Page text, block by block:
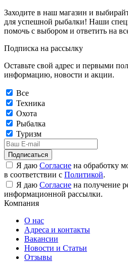
Заходите в наш магазин и
для успешной рыбалки! Наши
помочь с выбором и ответить на
Подписка на рассылку
Оставьте свой адрес и первыми
информацию, новости и акции.
Все
Техника
Охота
Рыбалка
Туризм
Подписаться
Я даю Согласие на обработку
в соответствии с Политикой.
Я даю Согласие на получение
информационной рассылки.
Компания
О нас
Адреса и контакты
Вакансии
Новости и Статьи
Отзывы